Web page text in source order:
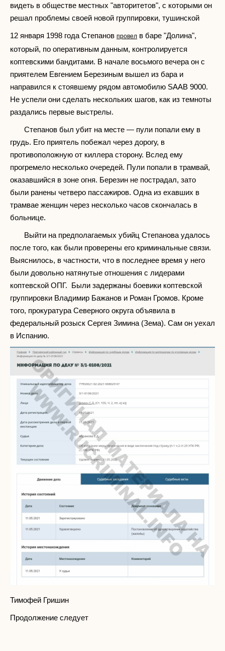
видеть в обществе местных "авторитетов", с которыми он
решал проблемы своей новой группировки, тушинской
12 января 1998 года Степанов провел в баре "Долина",
который, по оперативным данным, контролируется
коптевскими бандитами. В начале восьмого вечера он с
приятелем Евгением Березиным вышел из бара и
направился к стоявшему рядом автомобилю SAAB 9000.
Не успели они сделать нескольких шагов, как из темноты
раздались первые выстрелы.
Степанов был убит на месте — пули попали ему в
грудь. Его приятель побежал через дорогу, в
противоположную от киллера сторону. Вслед ему
прогремело несколько очередей. Пули попали в трамвай,
оказавшийся в зоне огня. Березин не пострадал, зато
были ранены четверо пассажиров. Одна из ехавших в
трамвае женщин через несколько часов скончалась в
больнице.
Выйти на предполагаемых убийц Степанова удалось
после того, как были проверены его криминальные связи.
Выяснилось, в частности, что в последнее время у него
были довольно натянутые отношения с лидерами
коптевской ОПГ. Были задержаны боевики коптевской
группировки Владимир Бажанов и Роман Громов. Кроме
того, прокуратура Северного округа объявила в
федеральный розыск Сергея Зимина (Зема). Сам он уехал
в Испанию.
Тимофей Гришин
Продолжение следует